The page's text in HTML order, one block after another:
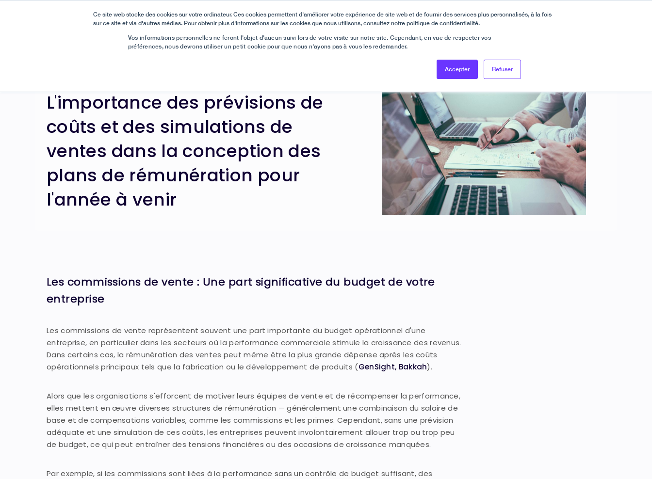
Ce site web stocke des cookies sur votre ordinateur. Ces cookies permettent d'améliorer votre expérience de site web et de fournir des services plus personnalisés, à la fois
sur ce site et via d'autres médias. Pour obtenir plus d'informations sur les cookies que nous utilisons, consultez notre politique de confidentialité.
Vos informations personnelles ne feront l'objet d'aucun suivi lors de votre visite sur notre site. Cependant, en vue de respecter vos
préférences, nous devrons utiliser un petit cookie pour que nous n'ayons pas à vous les redemander.
Accepter Refuser
Nous avons été reconnus comme Meilleur Support et Haute Performance sur G2, et nous avons un nouveau look ! Célébrez avec nous sur LinkedIn !
Se connecter Demander une démo
L'importance des prévisions de
coûts et des simulations de
ventes dans la conception des
plans de rémunération pour
l'année à venir
Les commissions de vente : Une part significative du budget de votre
entreprise
Les commissions de vente représentent souvent une part importante du budget opérationnel d'une
entreprise, en particulier dans les secteurs où la performance commerciale stimule la croissance des revenus.
Dans certains cas, la rémunération des ventes peut même être la plus grande dépense après les coûts
opérationnels principaux tels que la fabrication ou le développement de produits (GenSight, Bakkah).
Alors que les organisations s'efforcent de motiver leurs équipes de vente et de récompenser la performance,
elles mettent en œuvre diverses structures de rémunération — généralement une combinaison du salaire de
base et de compensations variables, comme les commissions et les primes. Cependant, sans une prévision
adéquate et une simulation de ces coûts, les entreprises peuvent involontairement allouer trop ou trop peu
de budget, ce qui peut entraîner des tensions financières ou des occasions de croissance manquées.
Par exemple, si les commissions sont liées à la performance sans un contrôle de budget suffisant, des